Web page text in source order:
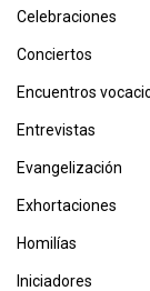
Celebraciones
Conciertos
Encuentros
Entrevistas
Evangelización
Exhortaciones
Homilías
Iniciadores